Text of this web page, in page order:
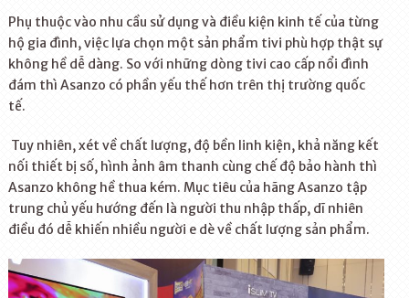
Phụ thuộc vào nhu cầu sử dụng và điều kiện kinh tế của từng
hộ gia đình, việc lựa chọn một sản phẩm tivi phù hợp thật sự
không hề dễ dàng. So với những dòng tivi cao cấp nổi đình
đám thì Asanzo có phần yếu thế hơn trên thị trường quốc
tế.
Tuy nhiên, xét về chất lượng, độ bền linh kiện, khả năng kết
nối thiết bị số, hình ảnh âm thanh cùng chế độ bảo hành thì
Asanzo không hề thua kém. Mục tiêu của hãng Asanzo tập
trung chủ yếu hướng đến là người thu nhập thấp, dĩ nhiên
điều đó dễ khiến nhiều người e dè về chất lượng sản phẩm.